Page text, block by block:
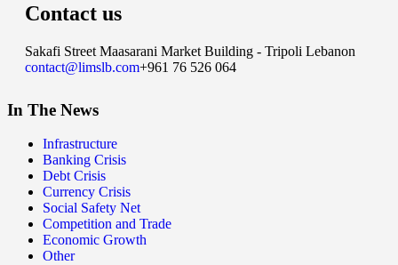
Contact us
Sakafi Street Maasarani Market Building - Tripoli Lebanon
contact@limslb.com+961 76 526 064
In The News
Infrastructure
Banking Crisis
Debt Crisis
Currency Crisis
Social Safety Net
Competition and Trade
Economic Growth
Other